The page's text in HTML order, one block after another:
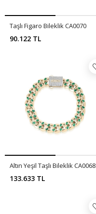
Taşlı Figaro Bileklik CA0070
90.122 TL
Altın Yeşil Taşlı Bileklik CA0068
133.633 TL